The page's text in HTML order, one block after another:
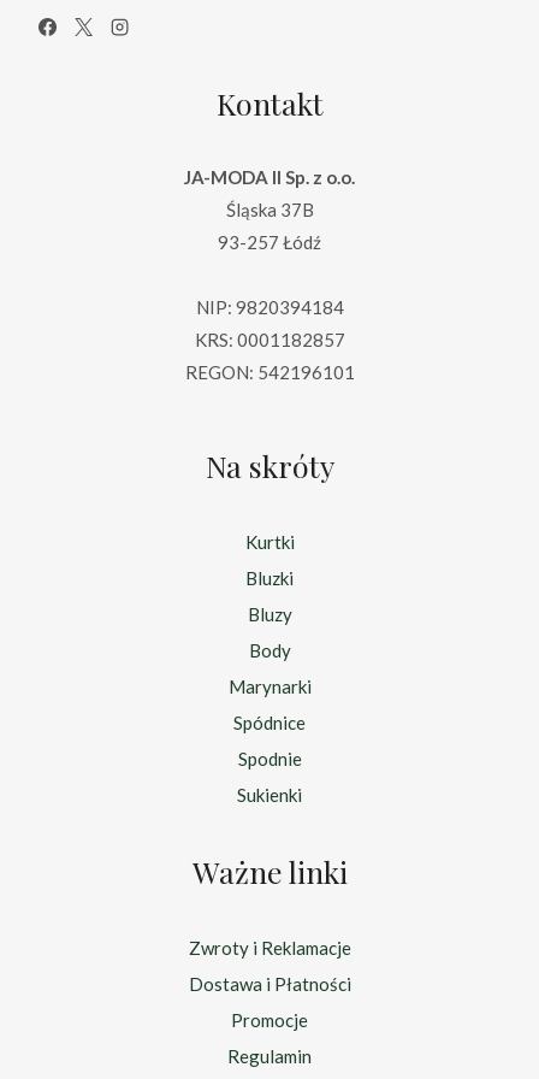
Kontakt
JA-MODA II Sp. z o.o.
Śląska 37B
93-257 Łódź
NIP: 9820394184
KRS: 0001182857
REGON: 542196101
Na skróty
Kurtki
Bluzki
Bluzy
Body
Marynarki
Spódnice
Spodnie
Sukienki
Ważne linki
Zwroty i Reklamacje
Dostawa i Płatności
Promocje
Regulamin